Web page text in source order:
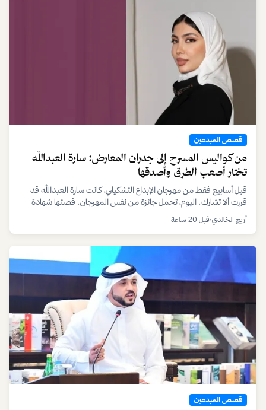
قصص المبدعين
من كواليس المسرح إلى جدران المعارض: سارة العبدالله
تختار أصعب الطرق وأصدقها
قبل أسابيع فقط من مهرجان الإبداع التشكيلي، كانت سارة العبدالله قد
قررت ألا تشارك. اليوم، تحمل جائزة من نفس المهرجان. قصتها شهادة
على أن النجاح الحقيقي يكمن في الشجاعة لاختيار طريقك الخاص.
أريج الخالدي•قبل 20 ساعة
قصص المبدعين